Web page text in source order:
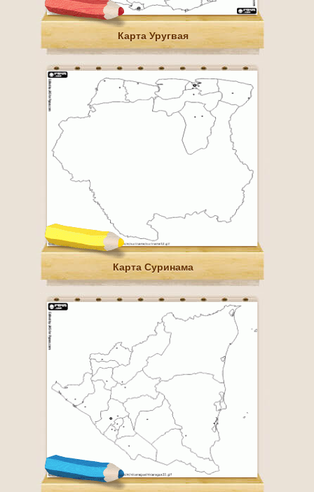
Карта Уругвая
Карта Суринама